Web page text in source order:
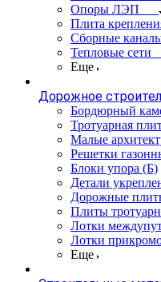
Опоры ЛЭП
Плита
Сборные
Тепловые сети
Еще
Дорожное
Бордюрный
Тротуарная
Малые
Решетки
Блоки упора (Б)
Детали
Дорожные
Плиты
Лотки
Лотки
Еще